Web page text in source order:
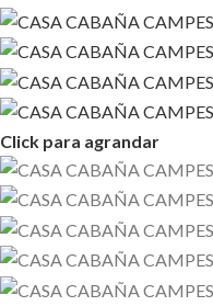
Click para agrandar